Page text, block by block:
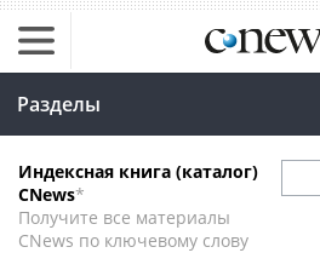
Разделы
Индексная книга (каталог)
CNews*
Получите все материалы
CNews по ключевому слову